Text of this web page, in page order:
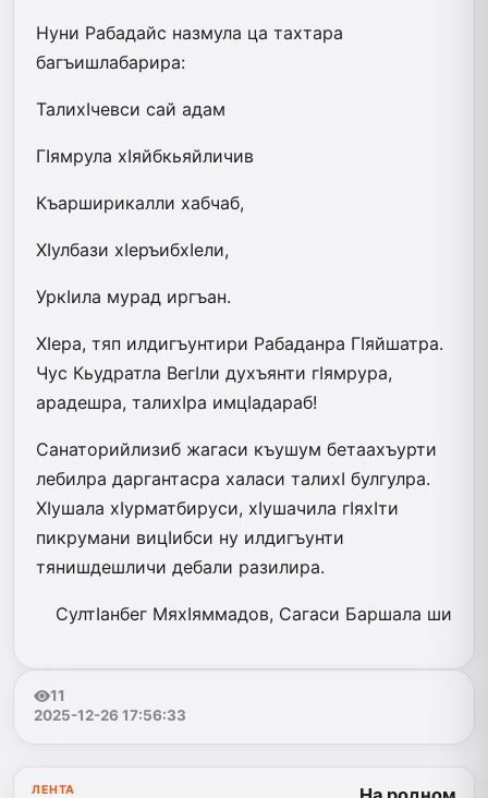
Нуни Рабадайс назмула ца тахтара
багъишлабарира:
ТалихIчевси сай адам
ГIямрула хIяйбкьяйличив
Къарширикалли хабчаб,
ХIулбази хIеръибхIели,
УркIила мурад иргъан.
ХIера, тяп илдигъунтири Рабаданра ГIяйшатра.
Чус Кьудратла ВегIли духъянти гIямрура,
арадешра, талихIра имцIадараб!
Санаторийлизиб жагаси къушум бетаахъурти
лебилра даргантасра халаси талихI булгулра.
ХIушала хIурматбируси, хIушачила гIяхIти
пикрумани вицIибси ну илдигъунти
тянишдешличи дебали разилира.
СултIанбег МяхIяммадов, Сагаси Баршала ши
11
2025-12-26 17:56:33
ЛЕНТА